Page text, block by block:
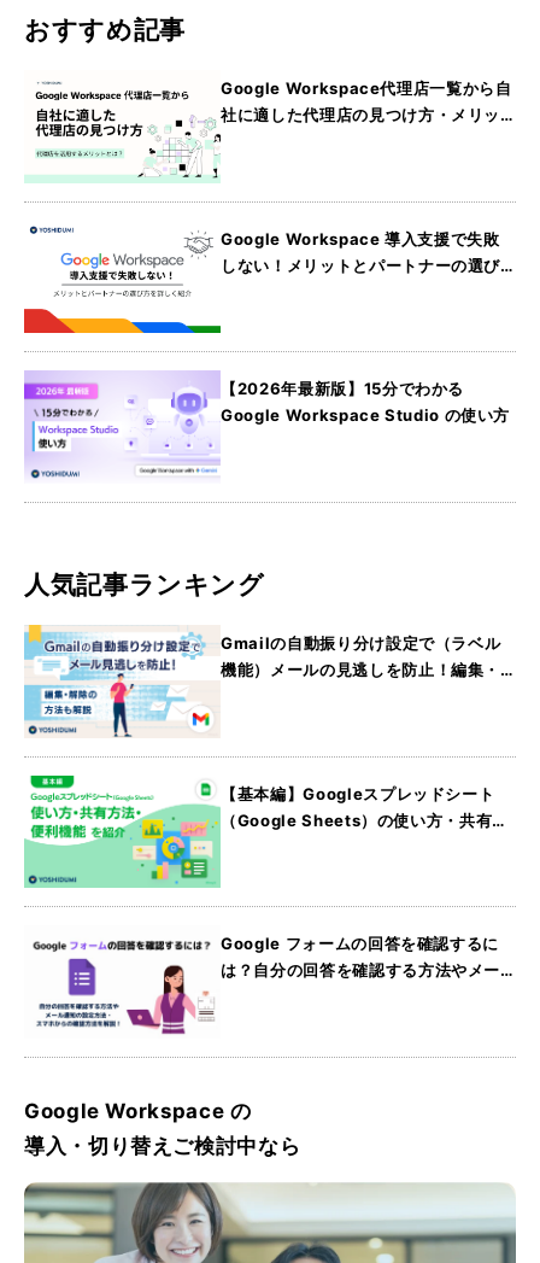
おすすめ記事
Google Workspace代理店一覧から自
社に適した代理店の見つけ方・メリッ
Google Workspace 導入支援で失敗
しない！メリットとパートナーの選び
【2026年最新版】15分でわかる
Google Workspace Studio の使い方
人気記事ランキング
Gmailの自動振り分け設定で（ラベル
機能）メールの見逃しを防止！編集・
【基本編】Googleスプレッドシート
（Google Sheets）の使い方・共有方
Google フォームの回答を確認するに
は？自分の回答を確認する方法やメー
Google Workspace の
導入・切り替えご検討中なら